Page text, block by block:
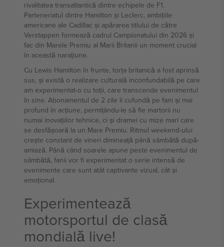
rivalitatea transatlantică dintre echipele de F1.
Parteneriatul dintre Hamilton și Leclerc, ambițiile
americane ale Cadillac și apărarea titlului de către
Verstappen formează cadrul Campionatului din 2026 și
fac din Marele Premiu al Marii Britanii un moment crucial
în această narațiune.
Cu Lewis Hamilton în frunte, torța britanică a fost aprinsă
sus, și există o realizare culturală inconfundabilă pe care
am experimentat-o cu toții, care transcende evenimentul
în sine. Abonamentul de 2 zile îi cufundă pe fani și mai
profund în acțiune, permițându-le să fie martorii nu
numai inovațiilor tehnice, ci și dramei cu mize mari care
se desfășoară la un Mare Premiu. Ritmul weekend-ului
crește constant de vineri dimineață până sâmbătă după-
amiază. Până când soarele apune peste evenimentul de
sâmbătă, fanii vor fi experimentat o serie intensă de
evenimente care sunt atât captivante vizual, cât și
emoțional.
Experimentează
motorsportul de clasă
mondială live!